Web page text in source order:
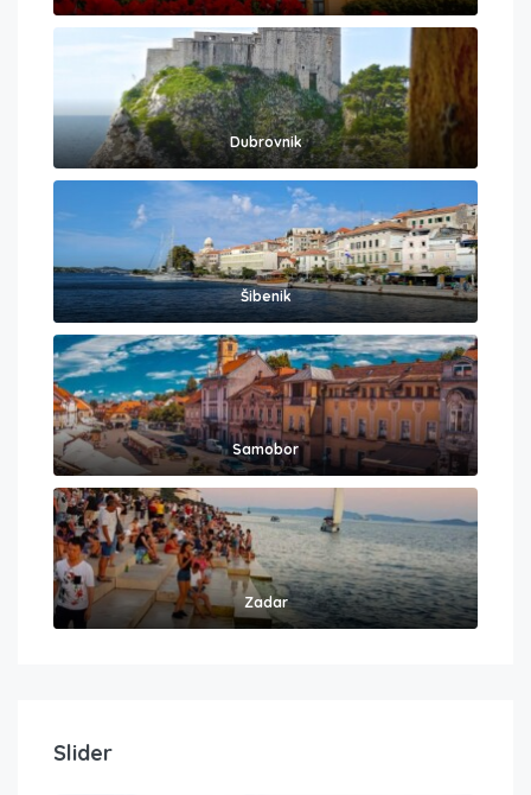
Dubrovnik
Šibenik
Samobor
Zadar
Slider